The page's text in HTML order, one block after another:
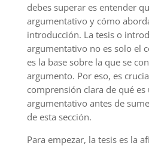
debes superar es entender
argumentativo y cómo
introducción. La tesis o
argumentativo no es solo el
es la base sobre la que se
argumento. Por eso, es
comprensión clara de qué es
argumentativo antes de
de esta sección.
Para empezar, la tesis es la